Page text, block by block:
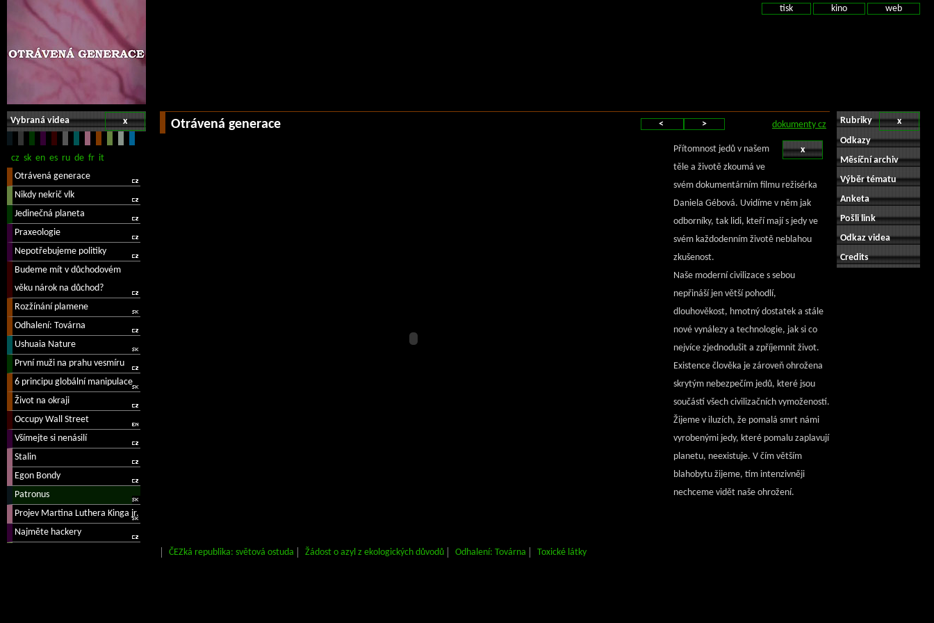
tisk kino web
x
Vybraná videa dokumenty cz
< >
Otrávená generace
x
Přítomnost jedů v našem
těle a životě zkoumá ve
svém dokumentárním filmu režisérka
Daniela Gébová. Uvidíme v něm jak
odborníky, tak lidi, kteří mají s jedy ve
svém každodenním životě neblahou
zkušenost.
Naše moderní civilizace s sebou
nepřináší jen větší pohodlí,
dlouhověkost, hmotný dostatek a stále
nové vynálezy a technologie, jak si co
nejvíce zjednodušit a zpříjemnit život.
Existence člověka je zároveň ohrožena
skrytým nebezpečím jedů, které jsou
součástí všech civilizačních vymožeností.
Žijeme v iluzích, že pomalá smrt námi
vyrobenými jedy, které pomalu zaplavují
planetu, neexistuje. V čím větším
blahobytu žijeme, tím intenzivněji
nechceme vidět naše ohrožení.
ČEZká republika: světová ostuda Žádost o azyl z ekologických důvodů Odhalení: Továrna Toxické látky
x
Rubriky
Odkazy
Měsíční archiv
Výběr tématu
Anketa
Pošli link
Odkaz videa
Credits